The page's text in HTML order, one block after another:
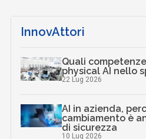
InnovAttori
Quali
physical AI nello
22 Lug 2026
AI in azienda,
cambiamento è
di sicurezza
10 Lug 2026